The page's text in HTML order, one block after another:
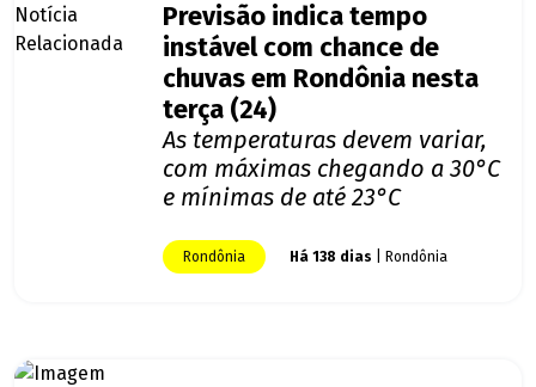
Previsão indica tempo
instável com chance de
chuvas em Rondônia nesta
terça (24)
As temperaturas devem variar,
com máximas chegando a 30°C
e mínimas de até 23°C
Rondônia Há 138 dias | Rondônia